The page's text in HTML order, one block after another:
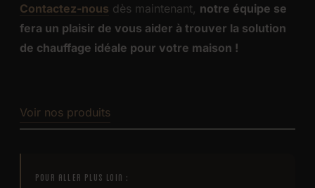
Contactez-nous dès maintenant, notre équipe se
fera un plaisir de vous aider à trouver la solution
de chauffage idéale pour votre maison !
Voir nos produits
POUR ALLER PLUS LOIN :